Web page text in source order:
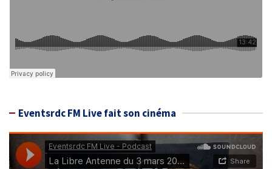
Eventsrdc FM Live fait son cinéma